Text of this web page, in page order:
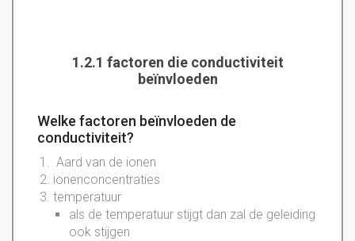
1.2.1 factoren die conductiviteit
beïnvloeden
Welke factoren beïnvloeden de
conductiviteit?
Aard van de ionen
ionenconcentraties
temperatuur
als de temperatuur stijgt dan zal de geleiding
ook stijgen